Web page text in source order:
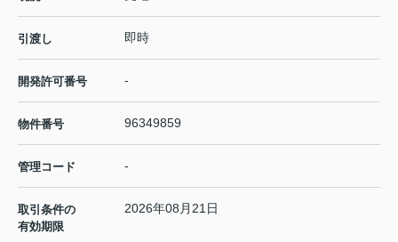
引渡し 即時
開発許可番号 -
物件番号 96349859
管理コード -
取引条件の
有効期限
2026年08月21日